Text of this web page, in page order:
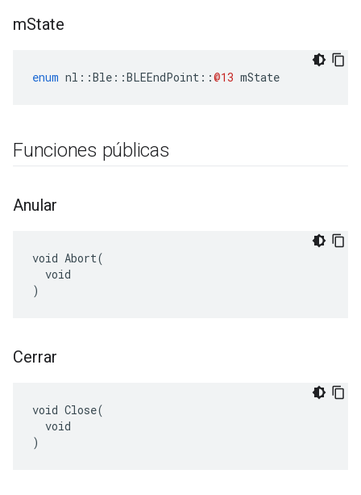
mState
enum nl ::Ble ::BLEEndPoint ::@13 mState
Funciones públicas
Anular
void Abort(
  void
)
Cerrar
void Close(
  void
)